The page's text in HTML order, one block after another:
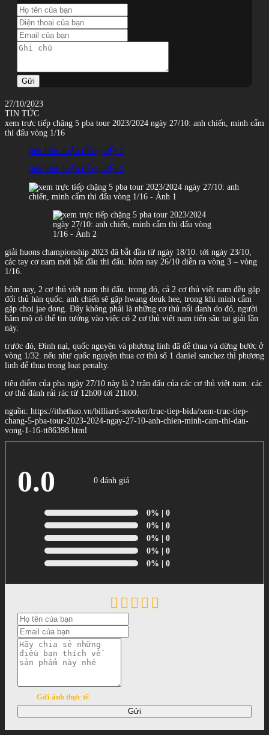
Gửi
27/10/2023
TIN TỨC
xem trực tiếp chặng 5 pba tour 2023/2024 ngày 27/10: anh chiến, minh cẩm
thi đấu vòng 1/16
link bÌnh luẬn tiẾng viỆt 1
link bÌnh luẬn tiẾng viỆt 2
giải huons championship 2023 đã bắt đầu từ ngày 18/10. tới ngày 23/10,
các tay cơ nam mới bắt đầu thi đấu. hôm nay 26/10 diễn ra vòng 3 – vòng
1/16.
hôm nay, 2 cơ thủ việt nam thi đấu. trong đó, cả 2 cơ thủ việt nam đều gặp
đối thủ hàn quốc. anh chiến sẽ gặp hwang deuk hee, trong khi minh cẩm
gặp choi jae dong. Đây không phải là những cơ thủ nổi danh do đó, người
hâm mộ có thể tin tưởng vào việc có 2 cơ thủ việt nam tiến sâu tại giải lần
này.
trước đó, Đình nại, quốc nguyện và phương linh đã để thua và dừng bước ở
vòng 1/32. nếu như quốc nguyện thua cơ thủ số 1 daniel sanchez thì phương
linh để thua trong loạt penalty.
tiêu điểm của pba ngày 27/10 này là 2 trận đấu của các cơ thủ việt nam. các
cơ thủ đánh rải rác từ 12h00 tới 21h00.
nguồn: https://ithethao.vn/billiard-snooker/truc-tiep-bida/xem-truc-tiep-
chang-5-pba-tour-2023-2024-ngay-27-10-anh-chien-minh-cam-thi-dau-
vong-1-16-tt86398.html
0.0 0 đánh giá
0% | 0
0% | 0
0% | 0
0% | 0
0% | 0
Gửi ảnh thực tế
Gửi